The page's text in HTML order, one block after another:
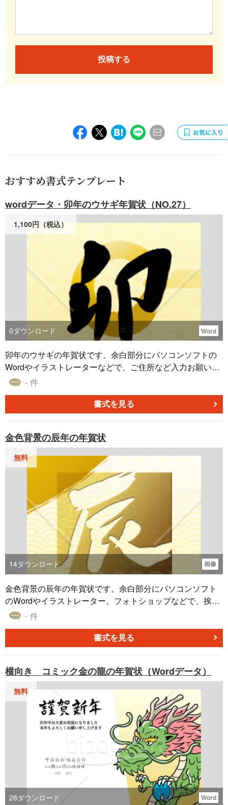
投稿する
おすすめ書式テンプレート
wordデータ・卯年のウサギ年賀状（NO.27）
1,100円（税込）
0ダウンロード Word
卯年のウサギの年賀状です。余白部分にパソコンソフトの
Wordやイラストレーターなどで、ご住所など入力お願い致
します。
- 件
書式を見る
金色背景の辰年の年賀状
無料
14ダウンロード 画像
金色背景の辰年の年賀状です。余白部分にパソコンソフト
のWordやイラストレーター、フォトショップなどで、挨拶
文、郵便番号、ご住所、電話番号、名前などを入力してお
ライヤー、お店のチラシなどにも使用できるお正月、年末
年始、年賀状素材です。
- 件
書式を見る
横向き コミック金の龍の年賀状（Wordデータ）
無料
28ダウンロード Word